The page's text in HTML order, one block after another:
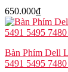
650.000₫
Bàn Phím Dell
5491 5495